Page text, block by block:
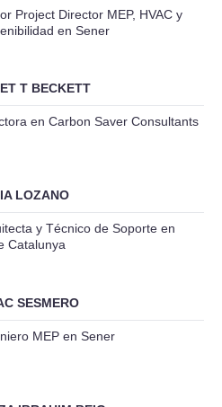
Project Director MEP, HVAC y
en Sener
T BECKETT
en Carbon Saver Consultants
LOZANO
y Técnico de Soporte en
Catalunya
SESMERO
MEP en Sener